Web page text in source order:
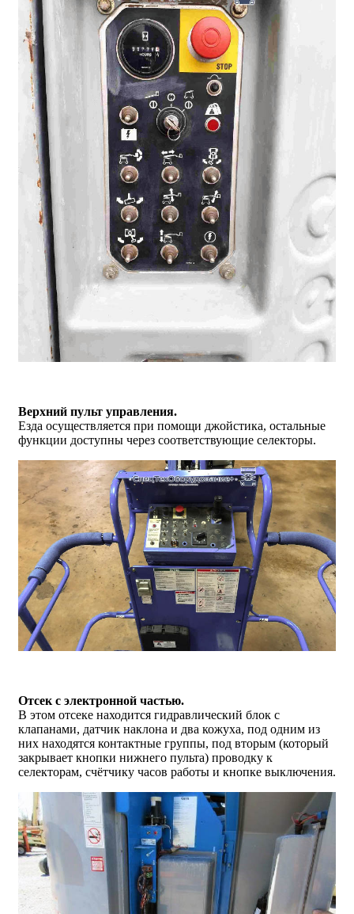
Верхний пульт управления.
Езда осуществляется при помощи джойстика, остальные
функции доступны через соответствующие селекторы.
Отсек с электронной частью.
В этом отсеке находится гидравлический блок с
клапанами, датчик наклона и два кожуха, под одним из
них находятся контактные группы, под вторым (который
закрывает кнопки нижнего пульта) проводку к
селекторам, счётчику часов работы и кнопке выключения.